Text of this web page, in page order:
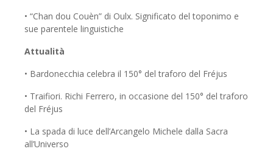
• “Chan dou Couèn” di Oulx. Significato del toponimo e
sue parentele linguistiche
Attualità
• Bardonecchia celebra il 150° del traforo del Fréjus
• Traifiori. Richi Ferrero, in occasione del 150° del traforo
del Fréjus
• La spada di luce dell’Arcangelo Michele dalla Sacra
all’Universo